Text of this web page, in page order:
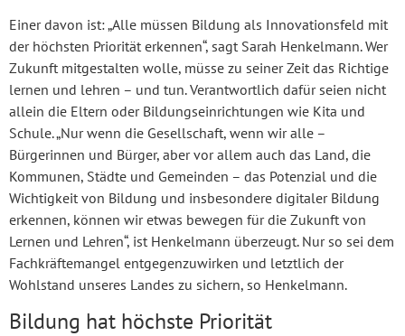
Einer davon ist: „Alle müssen Bildung als Innovationsfeld mit
der höchsten Priorität erkennen“, sagt Sarah Henkelmann. Wer
Zukunft mitgestalten wolle, müsse zu seiner Zeit das Richtige
lernen und lehren – und tun. Verantwortlich dafür seien nicht
allein die Eltern oder Bildungseinrichtungen wie Kita und
Schule. „Nur wenn die Gesellschaft, wenn wir alle –
Bürgerinnen und Bürger, aber vor allem auch das Land, die
Kommunen, Städte und Gemeinden – das Potenzial und die
Wichtigkeit von Bildung und insbesondere digitaler Bildung
erkennen, können wir etwas bewegen für die Zukunft von
Lernen und Lehren“, ist Henkelmann überzeugt. Nur so sei dem
Fachkräftemangel entgegenzuwirken und letztlich der
Wohlstand unseres Landes zu sichern, so Henkelmann.
Bildung hat höchste Priorität